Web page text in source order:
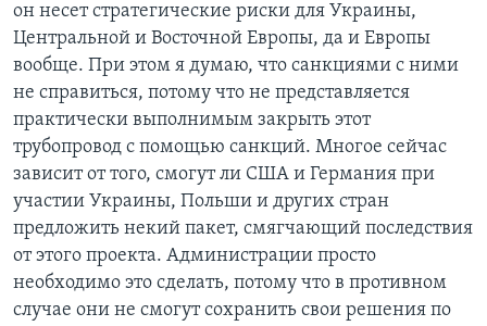
он несет стратегические риски для Украины,
Центральной и Восточной Европы, да и Европы
вообще. При этом я думаю, что санкциями с ними
не справиться, потому что не представляется
практически выполнимым закрыть этот
трубопровод с помощью санкций. Многое сейчас
зависит от того, смогут ли США и Германия при
участии Украины, Польши и других стран
предложить некий пакет, смягчающий последствия
от этого проекта. Администрации просто
необходимо это сделать, потому что в противном
случае они не смогут сохранить свои решения по